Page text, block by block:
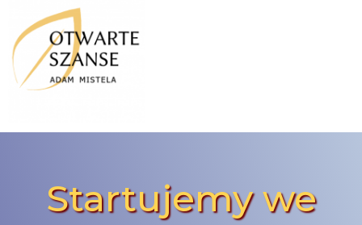
Startujemy we